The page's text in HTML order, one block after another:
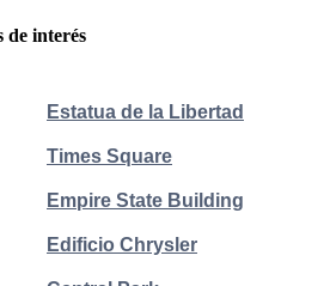
de interés
Estatua de la Libertad
Times Square
Empire State Building
Edificio Chrysler